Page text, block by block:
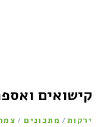
קישואים
ירקות / מתכונים /